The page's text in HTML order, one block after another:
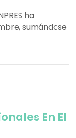
ha
sumándose
En El